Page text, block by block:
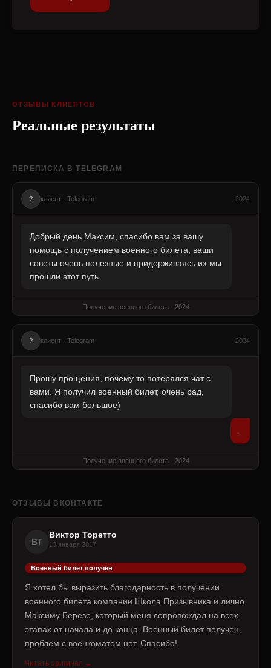
ОТЗЫВЫ КЛИЕНТОВ
Реальные результаты
ПЕРЕПИСКА В TELEGRAM
? клиент · Telegram 2024
Добрый день Максим, спасибо вам за вашу
помощь с получением военного билета, ваши
советы очень полезные и придерживаясь их мы
прошли этот путь
Получение военного билета · 2024
? клиент · Telegram 2024
Прошу прощения, почему то потерялся чат с
вами. Я получил военный билет, очень рад,
спасибо вам большое)
Получение военного билета · 2024
ОТЗЫВЫ ВКОНТАКТЕ
ВТ
Виктор Торетто
13 января 2017
Военный билет получен
Я хотел бы выразить благодарность в получении
военного билета компании Школа Призывника и лично
Максиму Березе, который меня сопровождал на всех
этапах от начала и до конца. Военный билет получен,
проблем с военкоматом нет. Спасибо!
Читать оригинал →